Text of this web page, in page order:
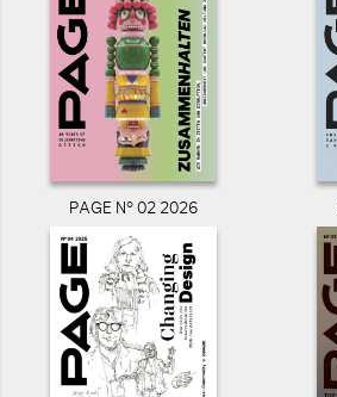
PAGE N° 02 2026